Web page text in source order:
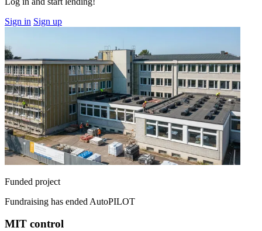
Sign in Sign up
Funded project
Fundraising has ended AutoPILOT
MIT control